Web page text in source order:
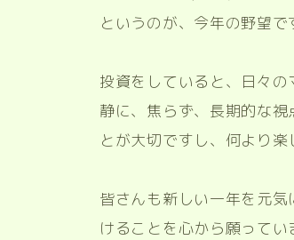
というのが、今年の野望で
投資をしていると、日々
静に、焦らず、長期的な
とが大切ですし、何より楽
皆さんも新しい一年を元
けることを心から願って